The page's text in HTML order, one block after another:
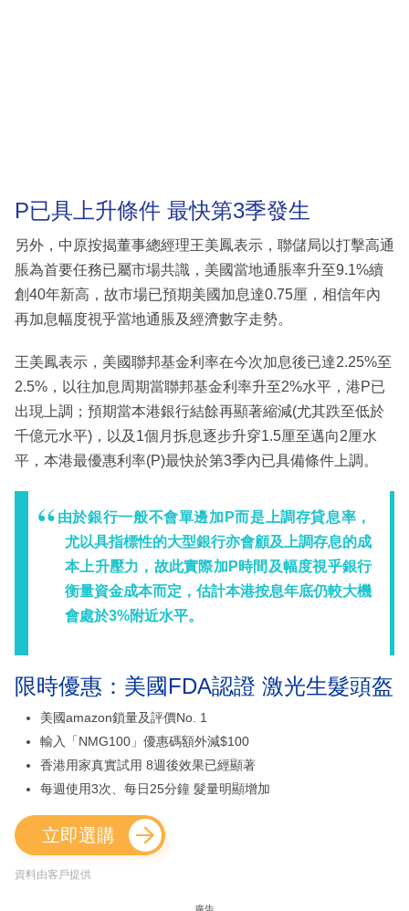
P已具上升條件 最快第3季發生
另外，中原按揭董事總經理王美鳳表示，聯儲局以打擊高通
脹為首要任務已屬市場共識，美國當地通脹率升至9.1%續
創40年新高，故市場已預期美國加息達0.75厘，相信年內
再加息幅度視乎當地通脹及經濟數字走勢。
王美鳳表示，美國聯邦基金利率在今次加息後已達2.25%至
2.5%，以往加息周期當聯邦基金利率升至2%水平，港P已
出現上調；預期當本港銀行結餘再顯著縮減(尤其跌至低於
千億元水平)，以及1個月拆息逐步升穿1.5厘至邁向2厘水
平，本港最優惠利率(P)最快於第3季內已具備條件上調。
由於銀行一般不會單邊加P而是上調存貸息率，
尤以具指標性的大型銀行亦會顧及上調存息的成
本上升壓力，故此實際加P時間及幅度視乎銀行
衡量資金成本而定，估計本港按息年底仍較大機
會處於3%附近水平。
限時優惠：美國FDA認證 激光生髮頭盔
美國amazon鎖量及評價No. 1
輸入「NMG100」優惠碼額外減$100
香港用家真實試用 8週後效果已經顯著
每週使用3次、每日25分鐘 髮量明顯增加
立即選購
資料由客戶提供